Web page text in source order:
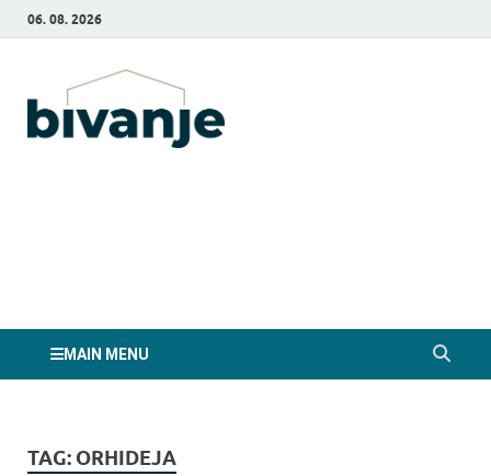
06. 08. 2026
MAIN MENU
TAG: ORHIDEJA